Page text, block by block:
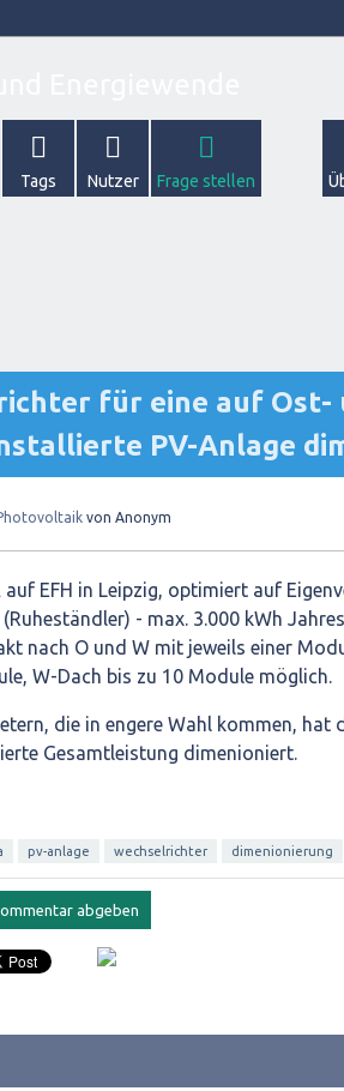
Tags Nutzer Frage stellen
für eine auf Ost-
PV-Anlage
von Anonym
auf EFH in Leipzig, optimiert auf
- max. 3.000 kWh
nach O und W mit jeweils einer
W-Dach bis zu 10 Module möglich.
die in engere Wahl kommen, hat
Gesamtleistung dimenioniert.
pv-anlage wechselrichter dimenionierung